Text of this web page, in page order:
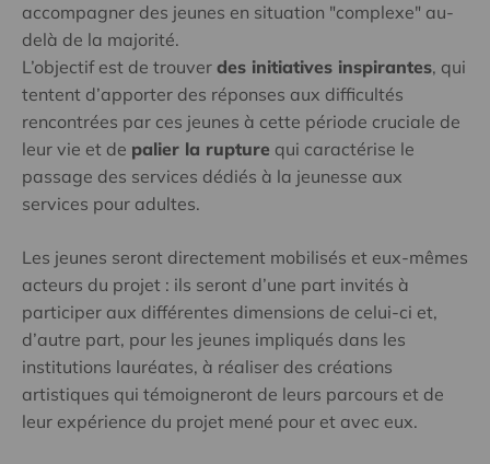
accompagner des jeunes en situation "complexe" au-
delà de la majorité.
L’objectif est de trouver des initiatives inspirantes, qui
tentent d’apporter des réponses aux difficultés
rencontrées par ces jeunes à cette période cruciale de
leur vie et de palier la rupture qui caractérise le
passage des services dédiés à la jeunesse aux
services pour adultes.
Les jeunes seront directement mobilisés et eux-mêmes
acteurs du projet : ils seront d’une part invités à
participer aux différentes dimensions de celui-ci et,
d’autre part, pour les jeunes impliqués dans les
institutions lauréates, à réaliser des créations
artistiques qui témoigneront de leurs parcours et de
leur expérience du projet mené pour et avec eux.